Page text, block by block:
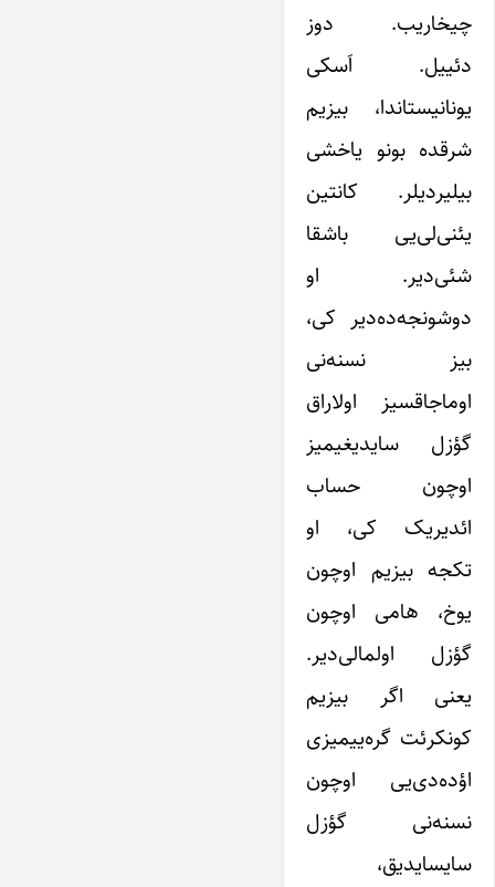
چیخاریب. دوز
دئییل. اَسکی
یونانیستاندا، بیزیم
شرقده بونو یاخشی
بیلیردیلر. کانتین
یئنی‌لی‌یی باشقا
شئی‌دیر. او
دوشونجه‌ده‌دیر کی،
بیز نسنه‌نی
اوماجاقسیز اولاراق
گؤزل سایدیغیمیز
اوچون حساب
ائدیریک کی، او
تکجه بیزیم اوچون
یوخ، هامی اوچون
گؤزل اولمالی‌دیر.
یعنی اگر بیزیم
کونکرئت گره‌ییمیزی
اؤده‌دی‌یی اوچون
نسنه‌نی گؤزل
سایسایدیق،